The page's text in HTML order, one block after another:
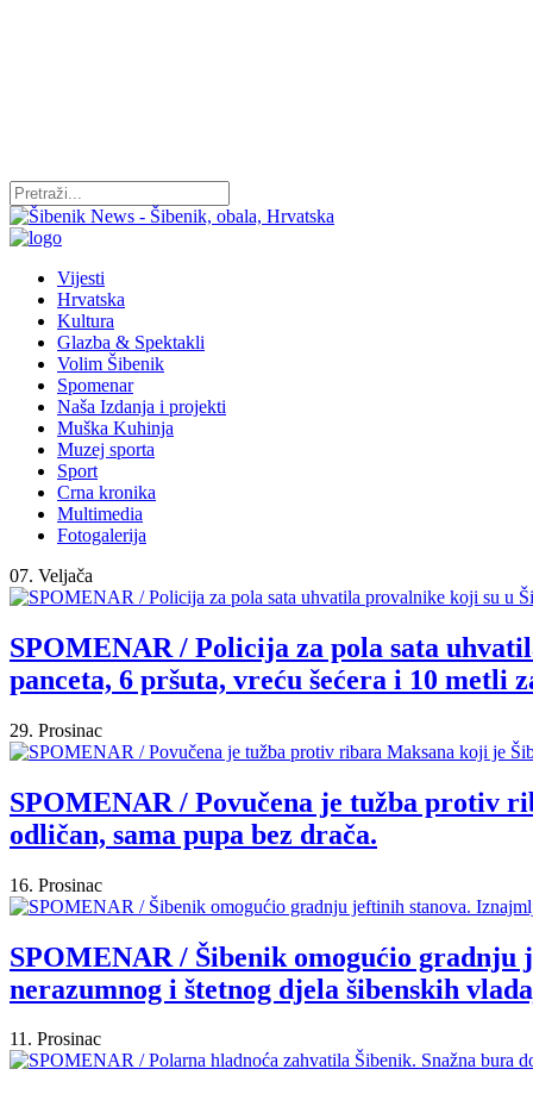
Vijesti
Hrvatska
Kultura
Glazba & Spektakli
Volim Šibenik
Spomenar
Naša Izdanja i projekti
Muška Kuhinja
Muzej sporta
Sport
Crna kronika
Multimedia
Fotogalerija
07. Veljača
SPOMENAR / Policija za pola sata
panceta, 6 pršuta, vreću šećera i 10 metli
29. Prosinac
SPOMENAR / Povučena je tužba protiv
odličan, sama pupa bez drača.
16. Prosinac
SPOMENAR / Šibenik omogućio
nerazumnog i štetnog djela šibenskih
11. Prosinac